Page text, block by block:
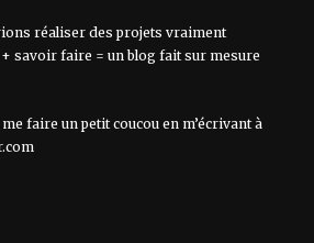
réaliser des projets vraiment
savoir faire = un blog fait sur mesure
faire un petit coucou en m’écrivant à